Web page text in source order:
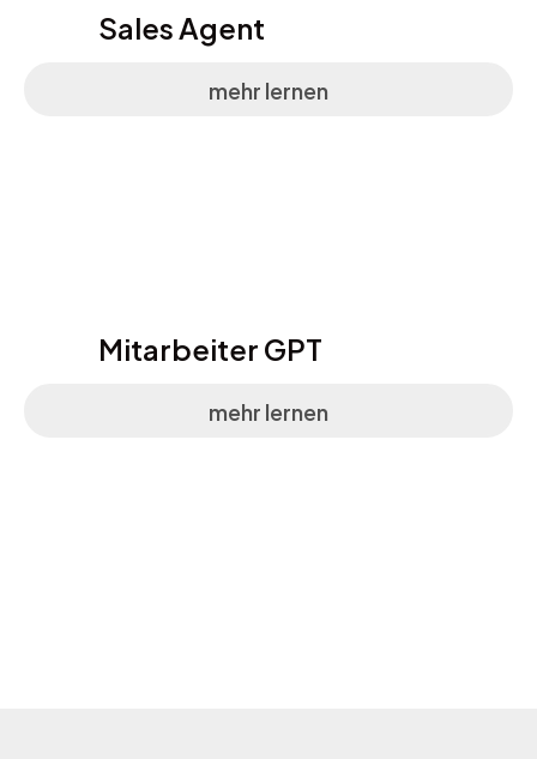
Sales Agent
mehr lernen
Mitarbeiter GPT
mehr lernen